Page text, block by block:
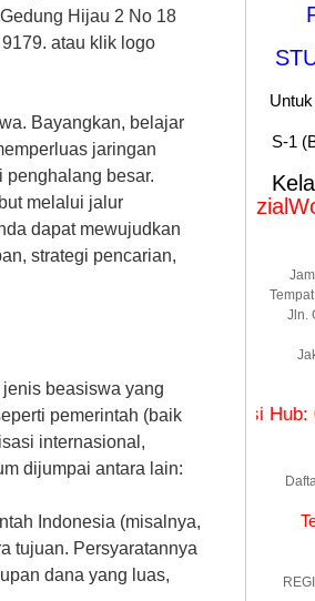
Hijau 2 No 18
atau klik logo
Bayangkan, belajar
jaringan
besar.
melalui jalur
dapat mewujudkan
strategi pencarian,
beasiswa yang
pemerintah (baik
internasional,
dijumpai antara lain:
Indonesia (misalnya,
tujuan. Persyaratannya
dana yang luas,
S-1
Study dan SozialWork
Jln.
& Informasi Hub: 0813